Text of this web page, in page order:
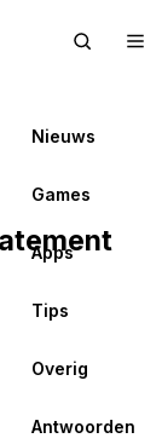
Nieuws
Games
Apps
Tips
Overig
Antwoorden